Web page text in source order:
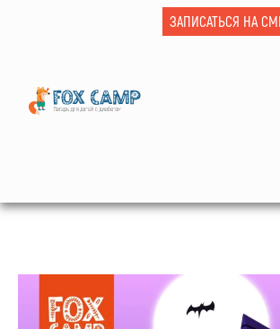
ЗАПИСАТЬСЯ НА